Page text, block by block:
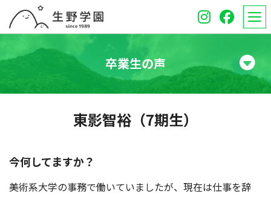
学校紹介
中学校
オープンスクール
卒業生の声
東影智裕（7期生）
今何してますか？
美術系大学の事務で働いていましたが、現在は仕事を辞